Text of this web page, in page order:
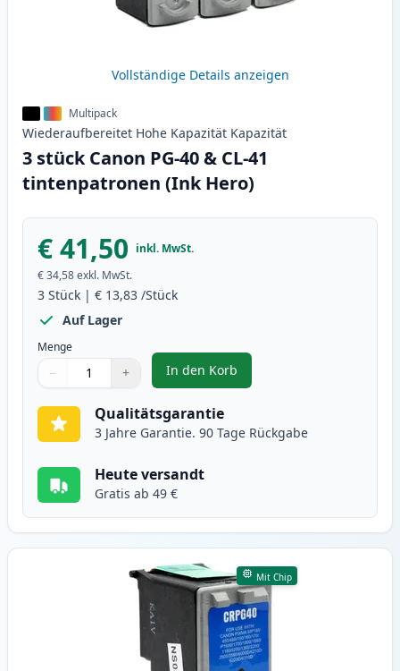
Vollständige Details anzeigen
Multipack
Wiederaufbereitet Hohe Kapazität Kapazität
3 stück Canon PG-40 & CL-41
tintenpatronen (Ink Hero)
€ 41,50 inkl. MwSt.
€ 34,58exkl. MwSt.
3 Stück | € 13,83 /Stück
Auf Lager
Menge
Verwenden Sie die Tasten, um anzupassen
− +
1
In den Korb
, 3 stück Canon PG-40 & CL-41
Qualitätsgarantie
3 Jahre Garantie. 90 Tage Rückgabe
Heute versandt
Gratis ab 49 €
Mit Chip